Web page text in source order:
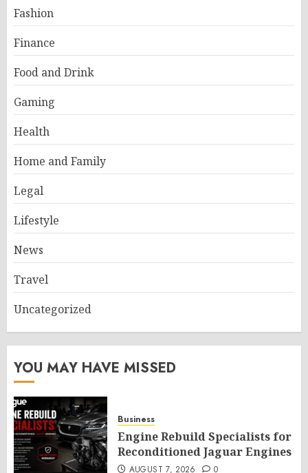
Fashion
Finance
Food and Drink
Gaming
Health
Home and Family
Legal
Lifestyle
News
Travel
Uncategorized
YOU MAY HAVE MISSED
Business
Engine Rebuild Specialists for
Reconditioned Jaguar Engines
AUGUST 7, 2026 0